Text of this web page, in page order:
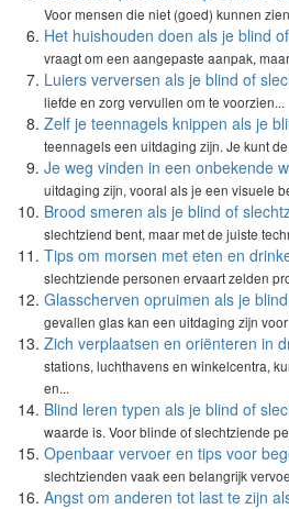
Voor mensen die niet (goed) kunnen
Het huishouden doen als je blind
vraagt om een aangepaste aanpak,
Luiers verversen als je blind of
liefde en zorg vervullen om te voorzien...
Zelf je teennagels knippen als je
teennagels een uitdaging zijn. Je kunt
Je weg vinden in een onbekende
uitdaging zijn, vooral als je een visuele
Brood smeren als je blind of
slechtziend bent, maar met de juiste
Tips om morsen met eten en
slechtziende personen ervaart zelden
Glasscherven opruimen als je
gevallen glas kan een uitdaging zijn
Zich verplaatsen en oriënteren in
stations, luchthavens en winkelcentra,
en...
Blind leren typen als je blind of
waarde is. Voor blinde of slechtziende
Openbaar vervoer en tips voor
slechtzienden vaak een belangrijk
Angst om anderen tot last te zijn